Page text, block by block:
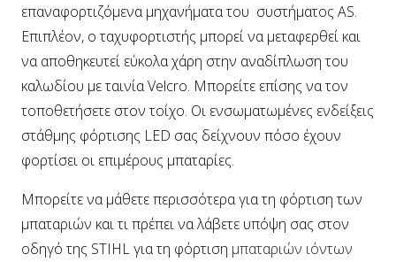
επαναφορτιζόμενα μηχανήματα του συστήματος AS.
Επιπλέον, ο ταχυφορτιστής μπορεί να μεταφερθεί και
να αποθηκευτεί εύκολα χάρη στην αναδίπλωση του
καλωδίου με ταινία Velcro. Μπορείτε επίσης να τον
τοποθετήσετε στον τοίχο. Οι ενσωματωμένες ενδείξεις
στάθμης φόρτισης LED σας δείχνουν πόσο έχουν
φορτίσει οι επιμέρους μπαταρίες.
Μπορείτε να μάθετε περισσότερα για τη φόρτιση των
μπαταριών και τι πρέπει να λάβετε υπόψη σας στον
οδηγό της STIHL για τη φόρτιση μπαταριών ιόντων